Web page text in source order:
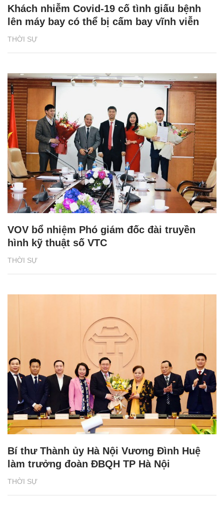
THỜI SỰ
Khách nhiễm Covid-19 cố tình giấu bệnh
lên máy bay có thể bị cấm bay vĩnh viễn
THỜI SỰ
VOV bổ nhiệm Phó giám đốc đài truyền
hình kỹ thuật số VTC
THỜI SỰ
Bí thư Thành ủy Hà Nội Vương Đình Huệ
làm trưởng đoàn ĐBQH TP Hà Nội